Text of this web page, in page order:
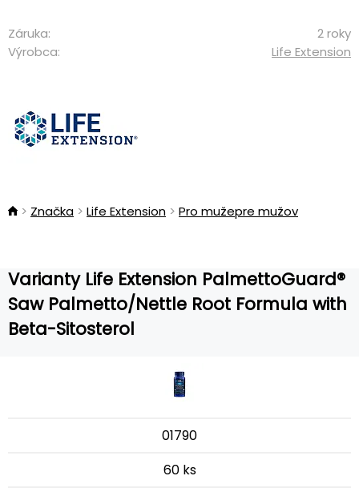
Záruka:
2 roky
Výrobca:
Life Extension
Značka Life Extension Pro mužepre mužov
Varianty Life Extension PalmettoGuard®
Saw Palmetto/Nettle Root Formula with
Beta-Sitosterol
01790
60 ks